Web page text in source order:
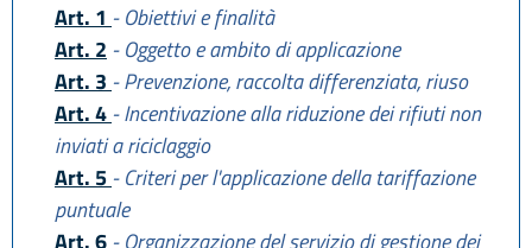
L.R. 28 luglio 2026, n. 9
Art. 1 - Obiettivi e finalità
Art. 2 - Oggetto e ambito di applicazione
Art. 3 - Prevenzione, raccolta differenziata, riuso
Art. 4 - Incentivazione alla riduzione dei rifiuti non
inviati a riciclaggio
Art. 5 - Criteri per l'applicazione della tariffazione
puntuale
Art. 6 - Organizzazione del servizio di gestione dei